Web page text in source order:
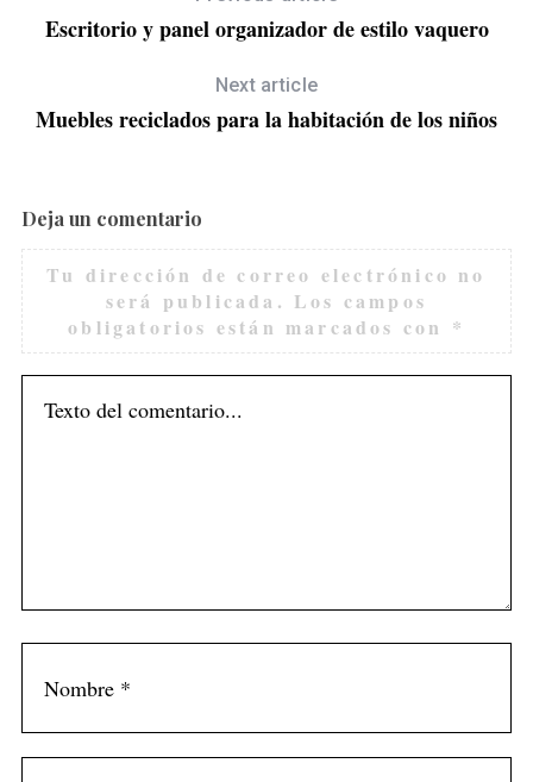
Escritorio y panel organizador de estilo vaquero
Next article
Muebles reciclados para la habitación de los niños
Deja un comentario
Tu dirección de correo electrónico no
será publicada. Los campos
obligatorios están marcados con *